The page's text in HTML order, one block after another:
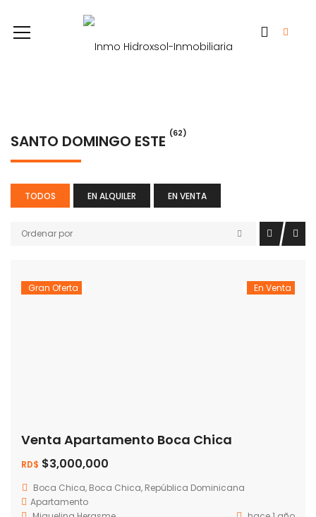
SANTO DOMINGO ESTE (62)
TODOS EN ALQUILER EN VENTA
Ordenar por
Gran Oferta En Venta
Venta Apartamento Boca Chica
RD$ $3,000,000
Boca Chica, Boca Chica, República Dominicana
Apartamento